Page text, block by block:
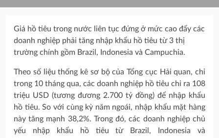
Giá hồ tiêu trong nước liên tục đứng ở mức cao đẩy các
doanh nghiệp phải tăng nhập khẩu hồ tiêu từ 3 thị
trường chính gồm Brazil, Indonesia và Campuchia.
Theo số liệu thống kê sơ bộ của Tổng cục Hải quan, chỉ
trong 10 tháng qua, các doanh nghiệp hồ tiêu chi ra 108
triệu USD (tương đương 2.700 tỷ đồng) để nhập khẩu
hồ tiêu. So với cùng kỳ năm ngoái, nhập khẩu mặt hàng
này tăng mạnh 38,2%. Trong đó, các doanh nghiệp chủ
yếu nhập khẩu hồ tiêu từ Brazil, Indonesia và